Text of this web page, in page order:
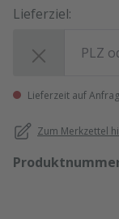
Lieferziel:
Lieferzeit auf
Zum Merkzettel